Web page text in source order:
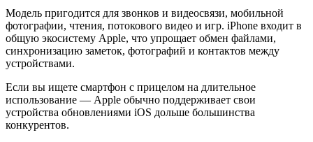
Модель пригодится для звонков и видеосвязи, мобильной
фотографии, чтения, потокового видео и игр. iPhone входит в
общую экосистему Apple, что упрощает обмен файлами,
синхронизацию заметок, фотографий и контактов между
устройствами.
Если вы ищете смартфон с прицелом на длительное
использование — Apple обычно поддерживает свои
устройства обновлениями iOS дольше большинства
конкурентов.